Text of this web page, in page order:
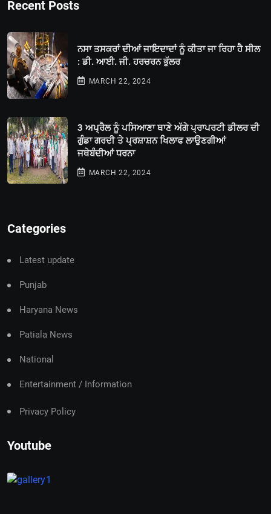
Recent Posts
ਨਸਾ ਤਸਕਰਾਂ ਦੀਆਂ ਜਾਇਦਾਦਾਂ ਨੂੰ ਕੀਤਾ ਜਾ ਰਿਹਾ ਹੈ ਸੀਲ
: ਡੀ. ਆਈ. ਜੀ. ਹਰਚਰਨ ਭੁੱਲਰ
MARCH 22, 2024
3 ਅਪ੍ਰੈਲ ਨੂੰ ਪਸਿਆਣਾ ਥਾਣੇ ਅੱਗੇ ਪ੍ਰਾਪਰਟੀ ਡੀਲਰ ਦੀ
ਗੁੰਡਾ ਗਰਦੀ ਤੇ ਪ੍ਰਸ਼ਾਸ਼ਨ ਖਿਲਾਫ ਲਾਉਣਗੀਆਂ
ਜਥੇਬੰਦੀਆਂ ਧਰਨਾ
MARCH 22, 2024
Categories
Latest update
Punjab
Haryana News
Patiala News
National
Entertainment / Information
Privacy Policy
Youtube